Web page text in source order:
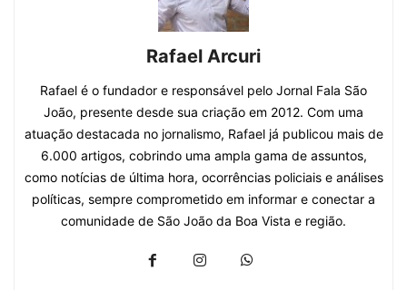
Rafael Arcuri
Rafael é o fundador e responsável pelo Jornal Fala São
João, presente desde sua criação em 2012. Com uma
atuação destacada no jornalismo, Rafael já publicou mais de
6.000 artigos, cobrindo uma ampla gama de assuntos,
como notícias de última hora, ocorrências policiais e análises
políticas, sempre comprometido em informar e conectar a
comunidade de São João da Boa Vista e região.